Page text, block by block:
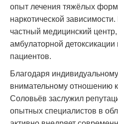
опыт лечения тяжёлых форм
наркотической
частный медицинский
амбулаторной
пациентов.
Благодаря
внимательному отношению
Соловьёв заслужил
опытных специалистов в